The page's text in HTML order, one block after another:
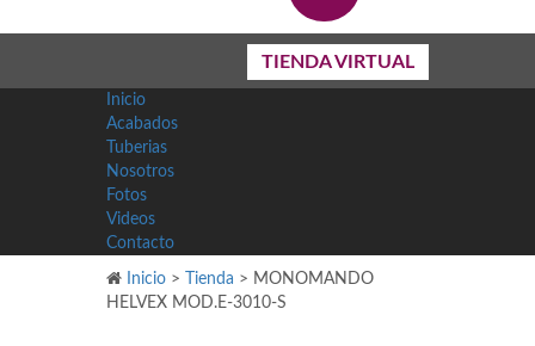
TIENDA VIRTUAL
Inicio
Acabados
Tuberias
Nosotros
Fotos
Videos
Contacto
Inicio > Tienda > MONOMANDO
HELVEX MOD.E-3010-S